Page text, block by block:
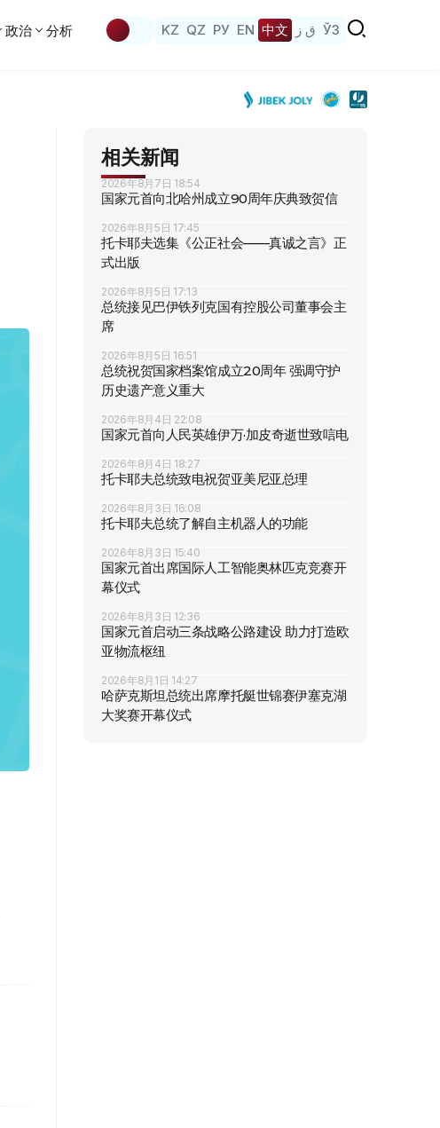
政治 分析 KZ QZ РУ EN 中文 ق ز ЎЗ
相关新闻
2026年8月7日 18:54
国家元首向北哈州成立90周年庆典致贺信
2026年8月5日 17:45
托卡耶夫选集《公正社会——真诚之言》正
式出版
2026年8月5日 17:13
总统接见巴伊铁列克国有控股公司董事会主
席
2026年8月5日 16:51
总统祝贺国家档案馆成立20周年 强调守护
历史遗产意义重大
2026年8月4日 22:08
国家元首向人民英雄伊万·加皮奇逝世致唁电
2026年8月4日 18:27
托卡耶夫总统致电祝贺亚美尼亚总理
2026年8月3日 16:08
托卡耶夫总统了解自主机器人的功能
2026年8月3日 15:40
国家元首出席国际人工智能奥林匹克竞赛开
幕仪式
2026年8月3日 12:36
国家元首启动三条战略公路建设 助力打造欧
亚物流枢纽
2026年8月1日 14:27
哈萨克斯坦总统出席摩托艇世锦赛伊塞克湖
大奖赛开幕仪式